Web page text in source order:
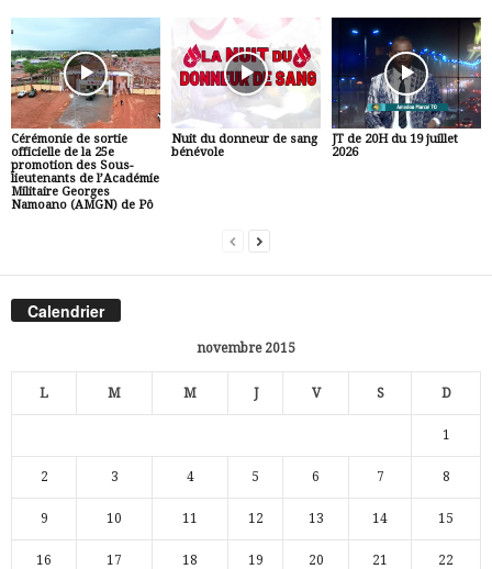
Cérémonie de sortie
officielle de la 25e
promotion des Sous-
lieutenants de l’Académie
Militaire Georges
Namoano (AMGN) de Pô
Nuit du donneur de sang
bénévole
JT de 20H du 19 juillet
2026
Calendrier
novembre 2015
L M M J V S D
1
2 3 4 5 6 7 8
9 10 11 12 13 14 15
16 17 18 19 20 21 22